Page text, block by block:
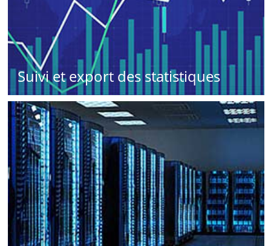
Suivi et export des statistiques